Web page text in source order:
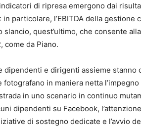
di ripresa emergono dai
in particolare, l’EBITDA della
slancio, quest’ultimo, che consente
come da Piano.
dipendenti e dirigenti assieme stanno
fotografano in maniera netta
in uno scenario in continuo
dipendenti su Facebook,
di sostegno dedicate e l’avvio